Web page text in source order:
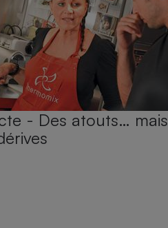
- Des atouts… mais